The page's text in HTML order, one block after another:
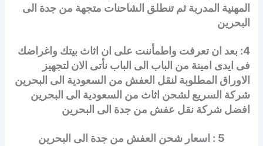
المهنية المدربة ثم تنطلق الشاحنات متجهة من جدة الى
البحرين
4: بعد ان تعرفت واطمأننت على ان اثاث بيتك واغراضك
فى ايدى امينة من الباب الى الباب نأتى الان لتجهيز
الاوراق المطلوبة لنقل العفش من السعودية الى البحرين
شركة السريع لشحن اثاث من السعودية الى البحرين
افضل شركة نقل عفش من جدة الى البحرين
5 : اسعار شحن العفش من جدة الى البحرين